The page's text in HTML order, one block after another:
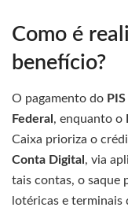
Como é
benefício?
O pagamento do PIS
Federal , enquanto o
Caixa prioriza o
Conta Digital , via
tais contas, o saque
lotéricas e